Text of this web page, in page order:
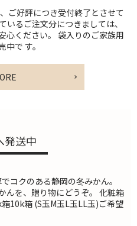
ご好評につき受付終了とさせて
いるご注文分につきましては、
心ください。 袋入りのご家族用
で す。
発送中
コクのある静岡の冬みかん。
んを、贈り物にどうぞ。 化粧箱
10k箱 (S玉M玉L玉LL玉)ご希望